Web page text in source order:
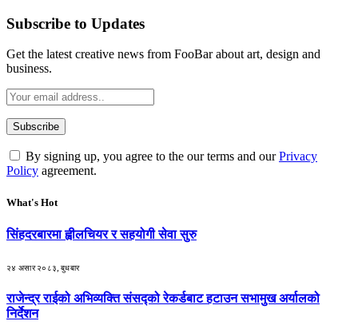
Subscribe to Updates
Get the latest creative news from FooBar about art, design and
business.
By signing up, you agree to the our terms and ourPrivacy
Policy agreement.
What's Hot
सिंहदरबारमा ह्वीलचियर र सहयोगी सेवा सुरु
२४ असार २०८३, बुधबार
राजेन्द्र राईको अभिव्यक्ति संसद्को रेकर्डबाट हटाउन सभामुख अर्यालको
निर्देशन